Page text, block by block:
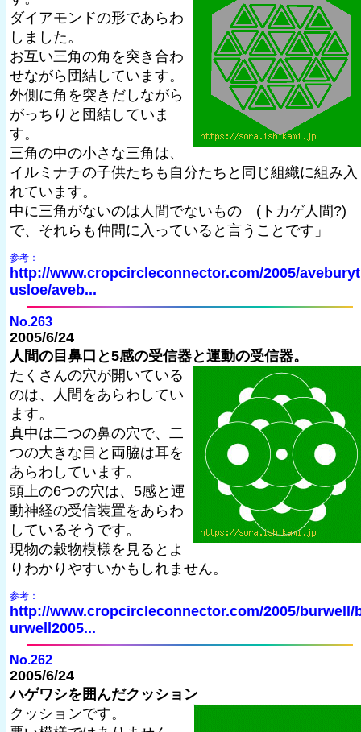
ダイアモンドの形であらわ
しました。
お互い三角の角を突き合わ
せながら団結しています。
外側に角を突きだしながら
がっちりと団結していま
す。
三角の中の小さな三角は、
イルミナチの子供たちも自分たちと同じ組織に組み入
れています。
中に三角がないのは人間でないもの (トカゲ人間?)
で、それらも仲間に入っていると言うことです」
参考：
http://www.cropcircleconnector.com/2005/
usloe/aveb...
No.263
2005/6/24
人間の目鼻口と5感の受信器と運動の受信器。
たくさんの穴が開いている
のは、人間をあらわしてい
ます。
真中は二つの鼻の穴で、二
つの大きな目と両脇は耳を
あらわしています。
頭上の6つの穴は、5感と運
動神経の受信装置をあらわ
しているそうです。
現物の穀物模様を見るとよ
りわかりやすいかもしれません。
参考：
http://www.cropcircleconnector.com/2005/burwell/
urwell2005...
No.262
2005/6/24
ハゲワシを囲んだクッション
クッションです。